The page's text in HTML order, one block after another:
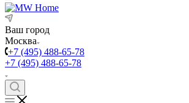
Ваш город
Москва
+7 (495) 488-65-78
+7 (495) 488-65-78